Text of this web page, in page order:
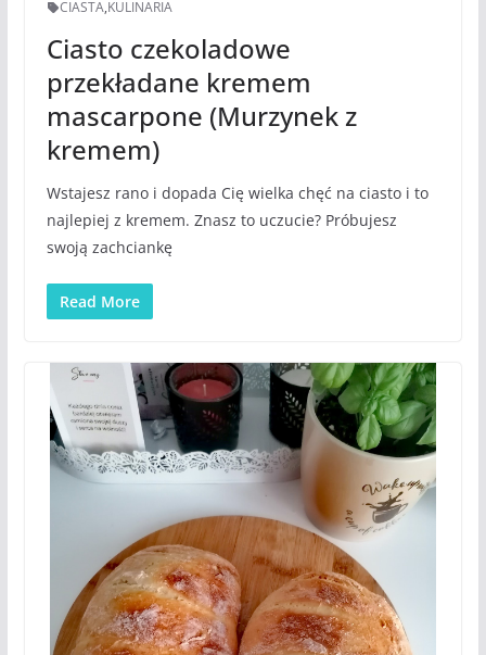
CIASTA,KULINARIA
Ciasto czekoladowe
przekładane kremem
mascarpone (Murzynek z
kremem)
Wstajesz rano i dopada Cię wielka chęć na ciasto i to
najlepiej z kremem. Znasz to uczucie? Próbujesz
swoją zachciankę
Read More